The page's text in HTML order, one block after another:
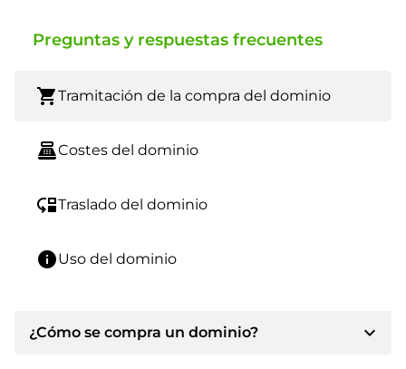
Preguntas y respuestas frecuentes
shopping_cartTramitación de la compra del dominio
point_of_saleCostes del dominio
move_downTraslado del dominio
infoUso del dominio
¿Cómo se compra un dominio? expand_more